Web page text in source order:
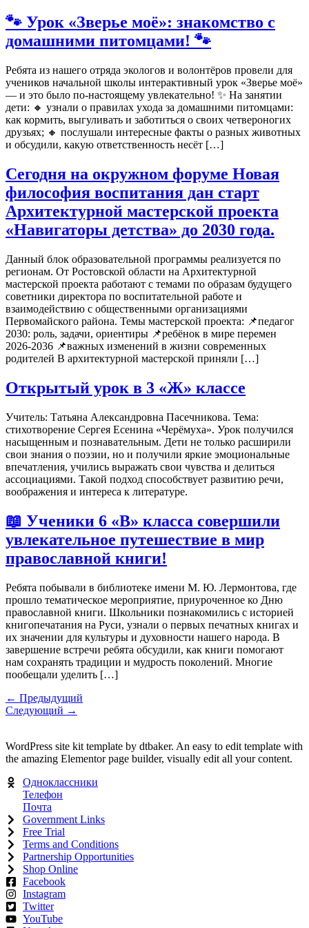
🐾 Урок «Зверье моё»: знакомство с
домашними питомцами! 🐾
Ребята из нашего отряда экологов и волонтёров провели для
учеников начальной школы интерактивный урок «Зверье моё»
— и это было по‑настоящему увлекательно! ✨ На занятии
дети: 🔸 узнали о правилах ухода за домашними питомцами:
как кормить, выгуливать и заботиться о своих четвероногих
друзьях; 🔸 послушали интересные факты о разных животных
и обсудили, какую ответственность несёт […]
Сегодня на окружном форуме Новая
философия воспитания дан старт
Архитектурной мастерской проекта
«Навигаторы детства» до 2030 года.
Данный блок образовательной программы реализуется по
регионам. От Ростовской области на Архитектурной
мастерской проекта работают с темами по образам будущего
советники директора по воспитательной работе и
взаимодействию с общественными организациями
Первомайского района. Темы мастерской проекта: 📌педагог
2030: роль, задачи, ориентиры 📌ребёнок в мире перемен
2026-2036 📌важных изменений в жизни современных
родителей В архитектурной мастерской приняли […]
Открытый урок в 3 «Ж» классе
Учитель: Татьяна Александровна Пасечникова. Тема:
стихотворение Сергея Есенина «Черёмуха». Урок получился
насыщенным и познавательным. Дети не только расширили
свои знания о поэзии, но и получили яркие эмоциональные
впечатления, учились выражать свои чувства и делиться
ассоциациями. Такой подход способствует развитию речи,
воображения и интереса к литературе.
📖 Ученики 6 «В» класса совершили
увлекательное путешествие в мир
православной книги!
Ребята побывали в библиотеке имени М. Ю. Лермонтова, где
прошло тематическое мероприятие, приуроченное ко Дню
православной книги. Школьники познакомились с историей
книгопечатания на Руси, узнали о первых печатных книгах и
их значении для культуры и духовности нашего народа. В
завершение встречи ребята обсудили, как книги помогают
нам сохранять традиции и мудрость поколений. Многие
пообещали уделить […]
← Предыдущий
Следующий →
WordPress site kit template by dtbaker. An easy to edit template with
the amazing Elementor page builder, visually edit all your content.
Одноклассники
Телефон
Почта
Government Links
Free Trial
Terms and Conditions
Partnership Opportunities
Shop Online
Facebook
Instagram
Twitter
YouTube